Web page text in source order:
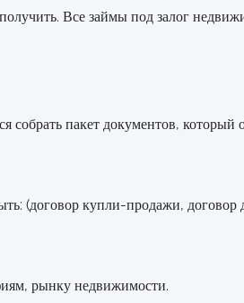
Все займы под залог
собрать пакет документов, который
(договор купли-продажи, договор
рынку недвижимости.